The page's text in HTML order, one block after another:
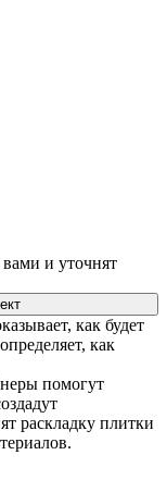
и уточнят
как будет
как
помогут
раскладку плитки